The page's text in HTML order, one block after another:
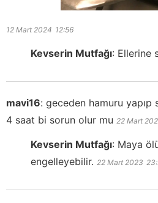
12 Mart 2024 12:56
Kevserin Mutfağı: Ellerine
mavi16: geceden hamuru yapıp
4 saat bi sorun olur mu 22 Mart
Kevserin Mutfağı: Maya
engelleyebilir. 22 Mart 2023